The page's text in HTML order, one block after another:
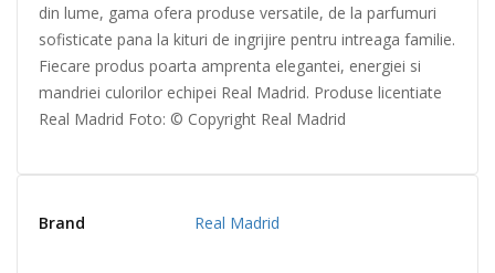
din lume, gama ofera produse versatile, de la parfumuri
sofisticate pana la kituri de ingrijire pentru intreaga familie.
Fiecare produs poarta amprenta elegantei, energiei si
mandriei culorilor echipei Real Madrid. Produse licentiate
Real Madrid Foto: © Copyright Real Madrid
Brand Real Madrid